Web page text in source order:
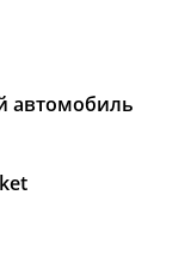
автомобиль